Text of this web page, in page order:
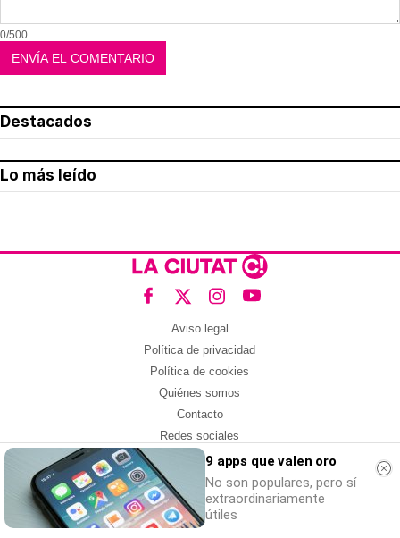
0/500
Destacados
Lo más leído
Aviso legal
Política de privacidad
Política de cookies
Quiénes somos
Contacto
Redes sociales
Con la colaboración de:9 apps que valen oro
No son populares, pero sí
extraordinariamente
útiles